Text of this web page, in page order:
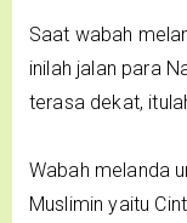
Saat wabah
inilah jalan para
terasa dekat,
Wabah melanda
Muslimin yaitu